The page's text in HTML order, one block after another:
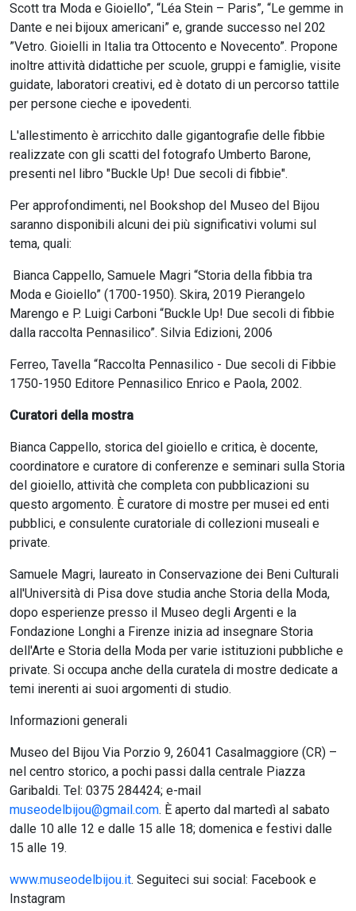
Scott tra Moda e Gioiello”, “Léa Stein – Paris”, “Le gemme in
Dante e nei bijoux americani” e, grande successo nel 202
”Vetro. Gioielli in Italia tra Ottocento e Novecento”. Propone
inoltre attività didattiche per scuole, gruppi e famiglie, visite
guidate, laboratori creativi, ed è dotato di un percorso tattile
per persone cieche e ipovedenti.
L'allestimento è arricchito dalle gigantografie delle fibbie
realizzate con gli scatti del fotografo Umberto Barone,
presenti nel libro "Buckle Up! Due secoli di fibbie".
Per approfondimenti, nel Bookshop del Museo del Bijou
saranno disponibili alcuni dei più significativi volumi sul
tema, quali:
Bianca Cappello, Samuele Magri “Storia della fibbia tra
Moda e Gioiello” (1700-1950). Skira, 2019 Pierangelo
Marengo e P. Luigi Carboni “Buckle Up! Due secoli di fibbie
dalla raccolta Pennasilico”. Silvia Edizioni, 2006
Ferreo, Tavella “Raccolta Pennasilico - Due secoli di Fibbie
1750-1950 Editore Pennasilico Enrico e Paola, 2002.
Curatori della mostra
Bianca Cappello, storica del gioiello e critica, è docente,
coordinatore e curatore di conferenze e seminari sulla Storia
del gioiello, attività che completa con pubblicazioni su
questo argomento. È curatore di mostre per musei ed enti
pubblici, e consulente curatoriale di collezioni museali e
private.
Samuele Magri, laureato in Conservazione dei Beni Culturali
all'Università di Pisa dove studia anche Storia della Moda,
dopo esperienze presso il Museo degli Argenti e la
Fondazione Longhi a Firenze inizia ad insegnare Storia
dell'Arte e Storia della Moda per varie istituzioni pubbliche e
private. Si occupa anche della curatela di mostre dedicate a
temi inerenti ai suoi argomenti di studio.
Informazioni generali
Museo del Bijou Via Porzio 9, 26041 Casalmaggiore (CR) –
nel centro storico, a pochi passi dalla centrale Piazza
Garibaldi. Tel: 0375 284424; e-mail
museodelbijou@gmail.com. È aperto dal martedì al sabato
dalle 10 alle 12 e dalle 15 alle 18; domenica e festivi dalle
15 alle 19.
www.museodelbijou.it. Seguiteci sui social: Facebook e
Instagram